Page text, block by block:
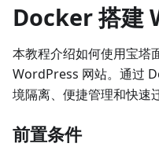
Docker 搭建
本教程介绍如何使用宝塔
WordPress 网站。通过
境隔离、便捷管理和快速
前置条件